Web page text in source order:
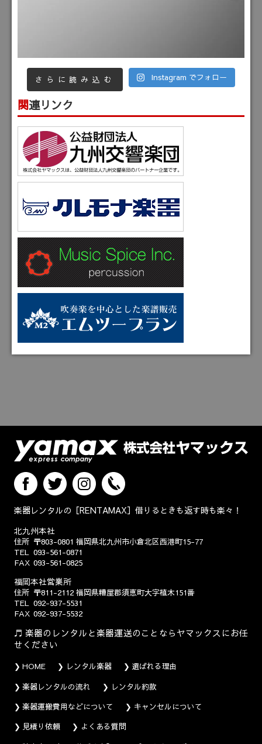
さらに読み込む Instagram でフォロー
関連リンク
楽器レンタルの［RENTAMAX］借りるときも返す時も楽々！
北九州本社
住所 〒803-0801 福岡県北九州市小倉北区西港町15-77
TEL 093-561-0871
FAX 093-561-0825
福岡本社営業所
住所 〒811-2112 福岡県糟屋郡須恵町大字植木151番
TEL 092-937-5531
FAX 092-937-5532
楽器のレンタルと楽器運送のことならヤマックスにお任
せください
HOME レンタル楽器
選ばれる理由
楽器レンタルの流れ
レンタル約款
楽器運搬費用などについて
キャンセルについて
見積り依頼
よくある質問